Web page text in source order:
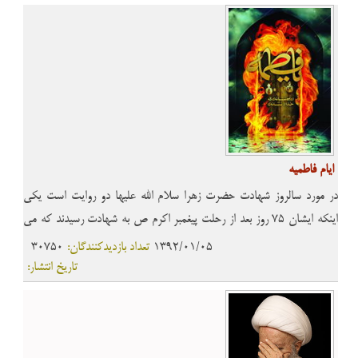
ایام فاطمیه
در مورد سالروز شهادت حضرت زهرا سلام الله علیها دو روایت است یکی
اینکه ایشان 75 روز بعد از رحلت پیغمبر اکرم ص به شهادت رسیدند که می
شود 13 جمادی الاول و دیگری اینکه 95 روز بعد از رحلت پیغمبر به شهادت
رسیدند که می شود 3 جمادی الثانی و طول این 20 روز را ایام فاطمیه نامیده
اند.
30750 تعداد بازدیدکنندگان: 1392/01/05
تاریخ انتشار: